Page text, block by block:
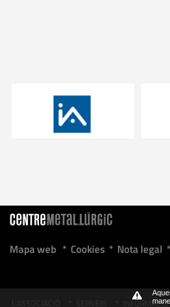
Mapa web* Cookies* Nota legal *
L'ASSOCIACIÓ * SERVEIS * INFORMACIÓ